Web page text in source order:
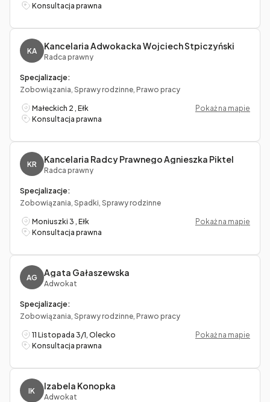
Konsultacja prawna
KA Kancelaria Adwokacka Wojciech Stpiczyński
Radca prawny
Specjalizacje:
Zobowiązania, Sprawy rodzinne, Prawo pracy
Małeckich 2 , Ełk
Pokaż na mapie
Konsultacja prawna
KR Kancelaria Radcy Prawnego Agnieszka Piktel
Radca prawny
Specjalizacje:
Zobowiązania, Spadki, Sprawy rodzinne
Moniuszki 3 , Ełk
Pokaż na mapie
Konsultacja prawna
AG Agata Gałaszewska
Adwokat
Specjalizacje:
Zobowiązania, Sprawy rodzinne, Prawo pracy
11 Listopada 3/1, Olecko
Pokaż na mapie
Konsultacja prawna
IK Izabela Konopka
Adwokat